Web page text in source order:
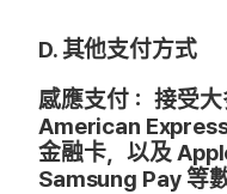
D. 其他支付方式
感應支付： 接受
American
金融卡，以及
Samsung Pay 等